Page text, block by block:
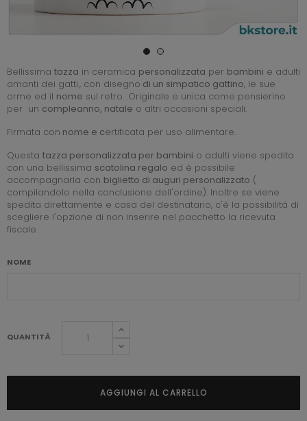
Bellissima tazza in ceramica personalizzata per bambini e adulti
amanti dei gatti., con disegno di un simpatico gattino, le sue
orme ed il nome sul retro. .Originale e unica come pensierino
per un compleanno, natale o altri occasioni speciali.
Firmata con nome e certificata per uso alimentare.
Questa tazza personalizzata per bambini o adulti viene spedita
con una bellissima scatolina regalo ed è possibile
accompagnarla con biglietto di auguri personalizzato (
compilandolo nella conclusione dell'ordine). Inoltre se viene
spedita direttamente e casa del destinatario, c'è la possibilità di
scegliere l'opzione di non inserire nel pacchetto la ricevuta
fiscale.
NOME
QUANTITÀ
AGGIUNGI AL CARRELLO